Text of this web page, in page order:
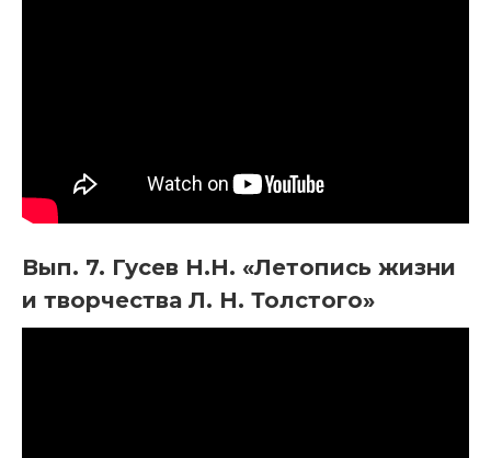
Вып. 7. Гусев Н.Н. «Летопись жизни
и творчества Л. Н. Толстого»